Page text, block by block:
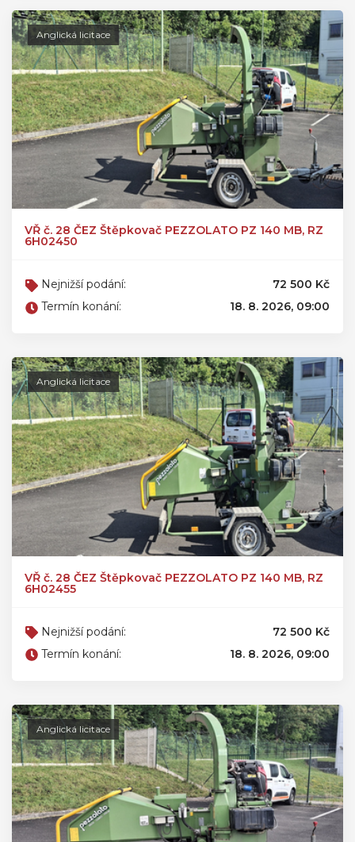
Anglická licitace
VŘ č. 28 ČEZ Štěpkovač PEZZOLATO PZ 140 MB, RZ
6H02450
Nejnižší podání:
72 500 Kč
Termín konání:
18. 8. 2026, 09:00
Anglická licitace
VŘ č. 28 ČEZ Štěpkovač PEZZOLATO PZ 140 MB, RZ
6H02455
Nejnižší podání:
72 500 Kč
Termín konání:
18. 8. 2026, 09:00
Anglická licitace